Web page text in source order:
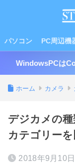
パソコン PC周辺機
WindowsPCは
ホーム カメラ
デジカメの
カテゴリー
2018年9月10日